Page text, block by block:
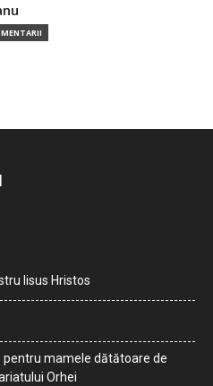
Iisus Hristos
pentru mamele dătătoare de
Orhei